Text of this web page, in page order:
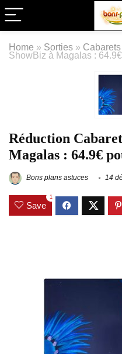
Home » Sorties » Cabarets
ShowBiz à Magalas :
Réduction
Magalas : 64.9€
Bons plans astuces 14
Save
1